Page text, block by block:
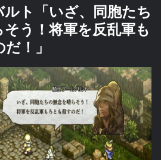
ト「いざ、同胞たち
う！将軍を反乱軍も
！」